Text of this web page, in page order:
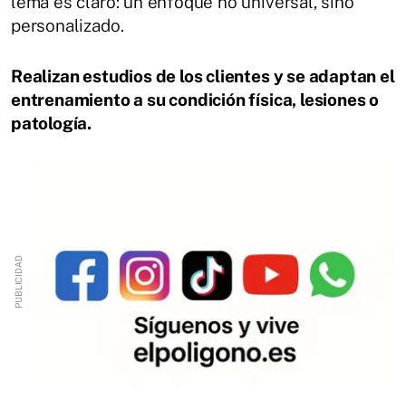
personalizado.
Realizan estudios de los clientes y se adaptan el
entrenamiento a su condición física, lesiones o
patología.